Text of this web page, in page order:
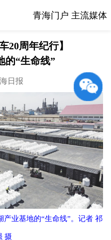
青海门户 主流媒体
20周年纪行】
的“生命线”
日报
业基地的“生命线”。记者 祁
摄